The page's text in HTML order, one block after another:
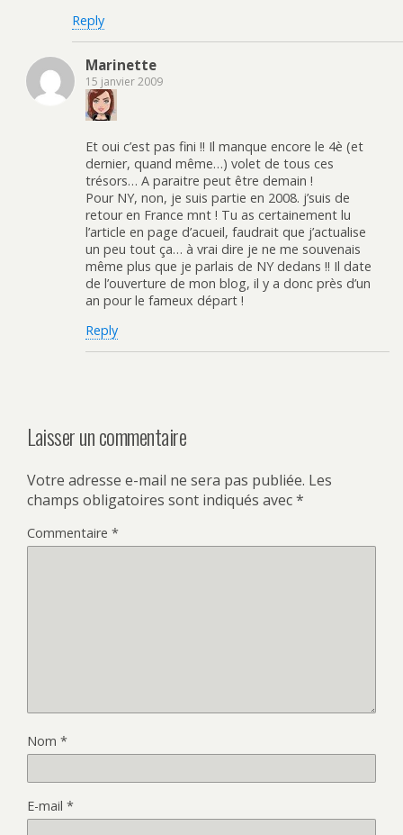
Reply
Marinette
15 janvier 2009
Et oui c’est pas fini !! Il manque encore le 4è (et
dernier, quand même…) volet de tous ces
trésors… A paraitre peut être demain !
Pour NY, non, je suis partie en 2008. j’suis de
retour en France mnt ! Tu as certainement lu
l’article en page d’acueil, faudrait que j’actualise
un peu tout ça… à vrai dire je ne me souvenais
même plus que je parlais de NY dedans !! Il date
de l’ouverture de mon blog, il y a donc près d’un
an pour le fameux départ !
Reply
Laisser un commentaire
Votre adresse e-mail ne sera pas publiée. Les
champs obligatoires sont indiqués avec*
Commentaire *
Nom *
E-mail *